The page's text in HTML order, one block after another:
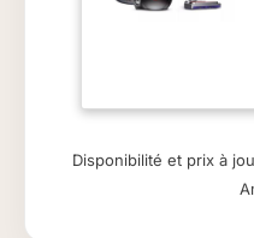
Disponibilité et prix à